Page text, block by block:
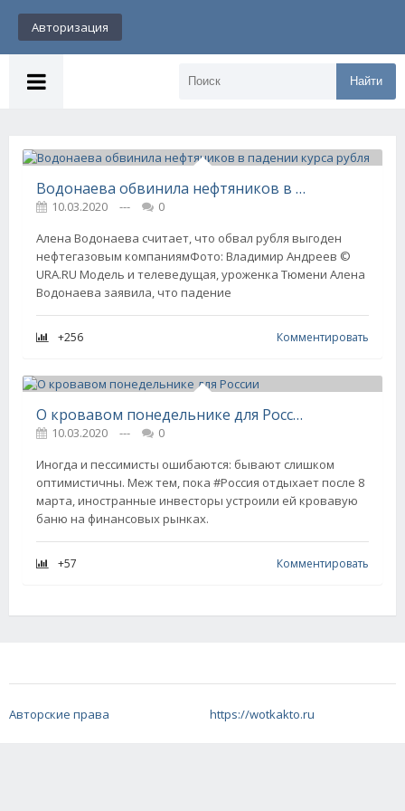
Авторизация
Найти
Водонаева обвинила нефтяников в падении курса рубля
10.03.2020 ---
0
Алена Водонаева считает, что обвал рубля выгоден
нефтегазовым компаниямФото: Владимир Андреев ©
URA.RU Модель и телеведущая, уроженка Тюмени Алена
Водонаева заявила, что падение
+256 Комментировать
О кровавом понедельнике для России
10.03.2020 ---
0
Иногда и пессимисты ошибаются: бывают слишком
оптимистичны. Меж тем, пока #Россия отдыхает после 8
марта, иностранные инвесторы устроили ей кровавую
баню на финансовых рынках.
+57 Комментировать
Авторские права https://wotkakto.ru